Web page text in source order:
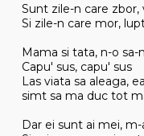
Sunt zile-n care zbor,
Si zile-n care mor,
Mama si tata, n-o
Capu' sus, capu' sus
Las viata sa aleaga,
simt sa ma duc tot
Dar ei sunt ai mei,